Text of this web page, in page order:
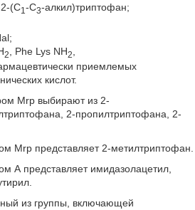
2-(С1 -С3-алкил)триптофан;
2 , Рhe Lys NН2
приемлемых
кислот.
Mrp выбирают из 2-
2-пропилтриптофана, 2-
Mrp представляет 2-метилтриптофан.
А представляет имидазолацетил,
из группы, включающей